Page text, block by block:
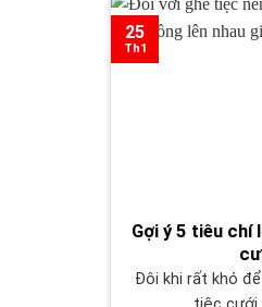
Gợi ý 5 tiêu chí
Đôi khi rất khó
25
Th1